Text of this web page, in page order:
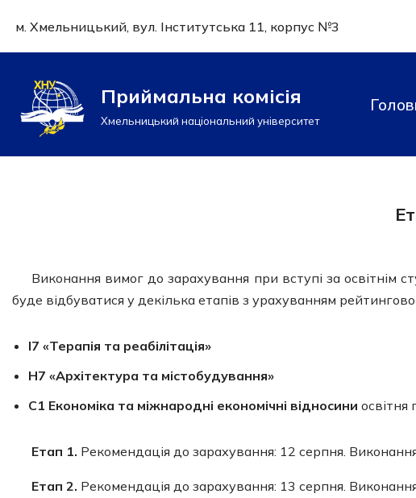
вмісту
м. Хмельницький, вул. Інститутська 11, корпус №3
Приймальна комісія
Хмельницький національний університет
Виконання вимог до зарахування при вступі за освітнім
буде відбуватися у декілька етапів з урахуванням
І7 «Терапія та реабілітація»
Н7 «Архітектура та містобудування»
C1 Економіка та міжнародні економічні відносини освітня
Етап 1. Рекомендація до зарахування: 12 серпня.
Етап 2. Рекомендація до зарахування: 13 серпня.